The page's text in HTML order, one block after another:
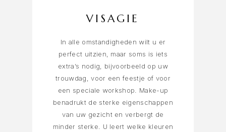
VISAGIE
In alle omstandigheden wilt u er
perfect uitzien, maar soms is iets
extra’s nodig, bijvoorbeeld op uw
trouwdag, voor een feestje of voor
een speciale workshop. Make-up
benadrukt de sterke eigenschappen
van uw gezicht en verbergt de
minder sterke. U leert welke kleuren